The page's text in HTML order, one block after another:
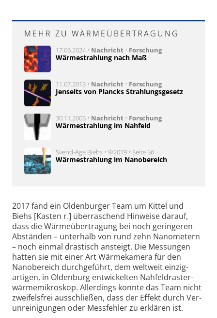
MEHR ZU WÄRMEÜBERTRAGUNG
17.06.2024 • Nachricht • Forschung
Wärmestrahlung nach Maß
11.07.2013 • Nachricht • Forschung
Jenseits von Plancks Strahlungsgesetz
30.11.2005 • Nachricht • Forschung
Wärmestrahlung im Nahfeld
Svend-Age Biehs • 9/2019 • Seite 56
Wärmestrahlung im Nanobereich
2017 fand ein Oldenburger Team um Kittel und
Biehs [Kasten r.] über­raschend Hinweise darauf,
dass die Wärme­über­tragung bei noch gering­eren
Abständen – unter­halb von rund zehn Nano­metern
– noch einmal dras­tisch ansteigt. Die Mes­sungen
hatten sie mit einer Art Wärme­kamera für den
Nano­bereich durchge­führt, dem welt­weit einzig­
artigen, in Olden­burg entwick­elten Nahfeld­raster­
wärme­mikro­skop. Aller­dings konnte das Team nicht
zweifels­frei aus­schließen, dass der Effekt durch Ver­
unreini­gungen oder Mess­fehler zu erklären ist.